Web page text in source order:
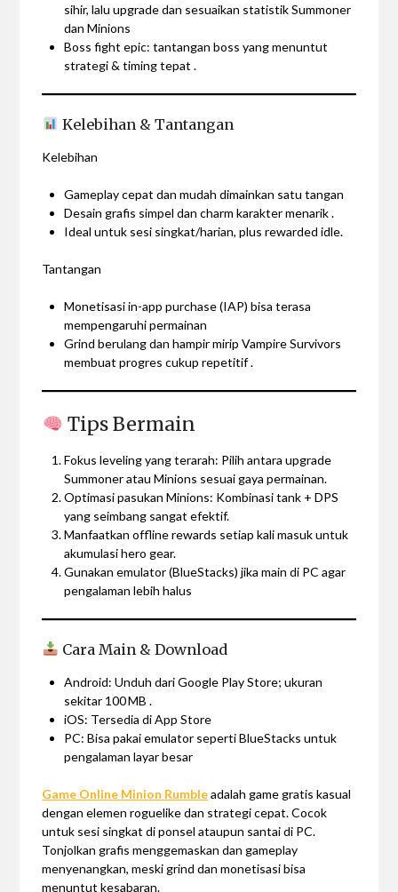
sihir, lalu upgrade dan sesuaikan statistik Summoner
dan Minions
Boss fight epic: tantangan boss yang menuntut
strategi & timing tepat .
Kelebihan & Tantangan
Kelebihan
Gameplay cepat dan mudah dimainkan satu tangan
Desain grafis simpel dan charm karakter menarik .
Ideal untuk sesi singkat/harian, plus rewarded idle.
Tantangan
Monetisasi in-app purchase (IAP) bisa terasa
mempengaruhi permainan
Grind berulang dan hampir mirip Vampire Survivors
membuat progres cukup repetitif .
Tips Bermain
Fokus leveling yang terarah: Pilih antara upgrade
Summoner atau Minions sesuai gaya permainan.
Optimasi pasukan Minions: Kombinasi tank + DPS
yang seimbang sangat efektif.
Manfaatkan offline rewards setiap kali masuk untuk
akumulasi hero gear.
Gunakan emulator (BlueStacks) jika main di PC agar
pengalaman lebih halus
Cara Main & Download
Android: Unduh dari Google Play Store; ukuran
sekitar 100 MB .
iOS: Tersedia di App Store
PC: Bisa pakai emulator seperti BlueStacks untuk
pengalaman layar besar
Game Online Minion Rumbleadalah game gratis kasual
dengan elemen roguelike dan strategi cepat. Cocok
untuk sesi singkat di ponsel ataupun santai di PC.
Tonjolkan grafis menggemaskan dan gameplay
menyenangkan, meski grind dan monetisasi bisa
menuntut kesabaran.